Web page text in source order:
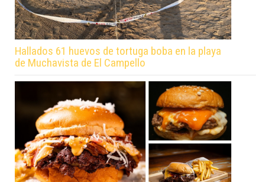
Hallados 61 huevos de tortuga boba en la playa
de Muchavista de El Campello